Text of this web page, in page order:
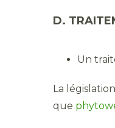
D.
Un
La
que